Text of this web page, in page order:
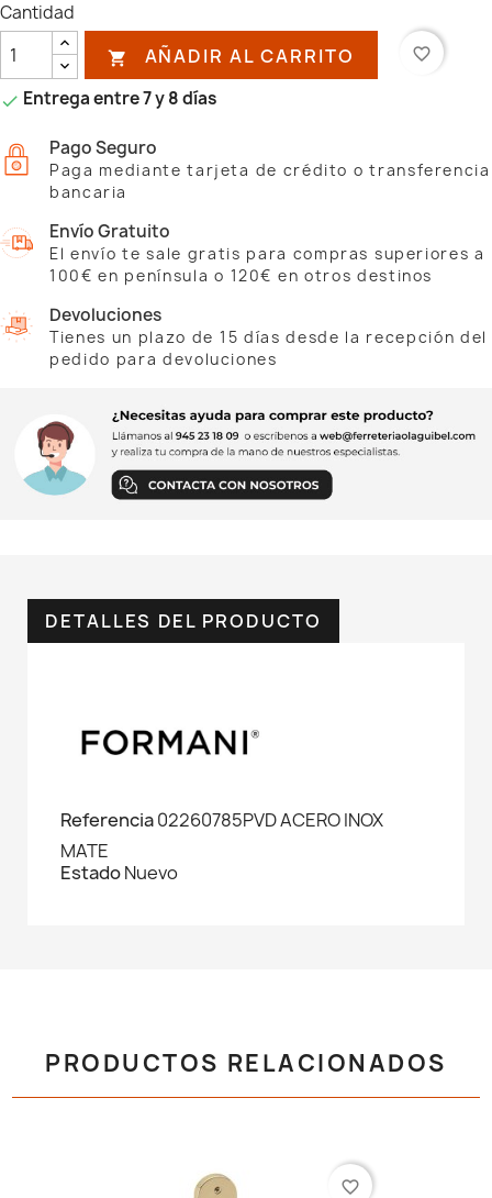
Cantidad
 AÑADIR AL CARRITO favorite_border
 Entrega entre 7 y 8 días
Pago Seguro
Paga mediante tarjeta de crédito o transferencia
bancaria
Envío Gratuito
El envío te sale gratis para compras superiores a
100€ en península o 120€ en otros destinos
Devoluciones
Tienes un plazo de 15 días desde la recepción del
pedido para devoluciones
DETALLES DEL PRODUCTO
Referencia02260785PVD ACERO INOX
MATE
EstadoNuevo
PRODUCTOS RELACIONADOS
favorite_border